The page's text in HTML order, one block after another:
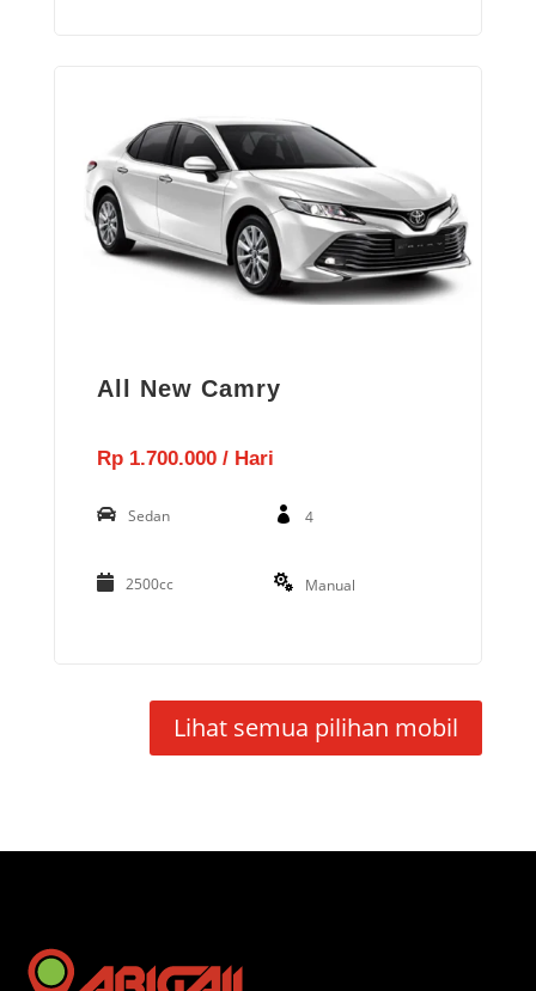
All New Camry
Rp 1.700.000 / Hari
Sedan 4
2500cc Manual
Lihat semua pilihan mobil